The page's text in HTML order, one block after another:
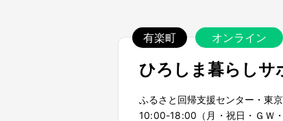
有楽町 オンライン
ひろしま暮らしサ
ふるさと回帰支援センター・東
10:00-18:00（月・祝日・ＧＷ